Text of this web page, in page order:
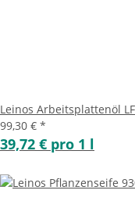
Leinos Arbeitsplattenöl
99,30 € *
39,72 € pro 1 l